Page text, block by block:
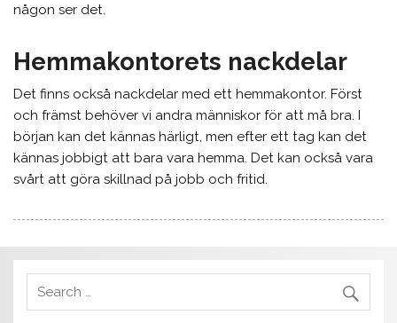
någon ser det.
Hemmakontorets nackdelar
Det finns också nackdelar med ett hemmakontor. Först
och främst behöver vi andra människor för att må bra. I
början kan det kännas härligt, men efter ett tag kan det
kännas jobbigt att bara vara hemma. Det kan också vara
svårt att göra skillnad på jobb och fritid.